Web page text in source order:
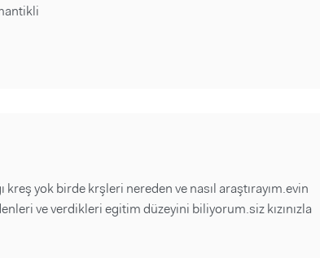
yok birde krşleri nereden ve nasıl araştırayım.evin
ve verdikleri egitim düzeyini biliyorum.siz kızınızla